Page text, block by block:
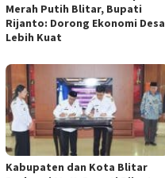
Merah Putih Blitar, Bupati
Rijanto: Dorong Ekonomi Desa
Lebih Kuat
Kabupaten dan Kota Blitar